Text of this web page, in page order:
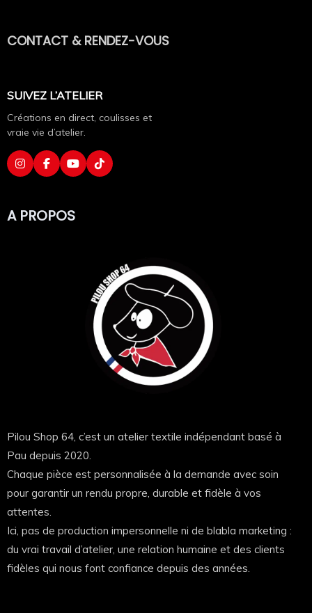
CONTACT & RENDEZ-VOUS
SUIVEZ L’ATELIER
Créations en direct, coulisses et
vraie vie d’atelier.
A PROPOS
Pilou Shop 64, c’est un atelier textile indépendant basé à
Pau depuis 2020.
Chaque pièce est personnalisée à la demande avec soin
pour garantir un rendu propre, durable et fidèle à vos
attentes.
Ici, pas de production impersonnelle ni de blabla marketing :
du vrai travail d’atelier, une relation humaine et des clients
fidèles qui nous font confiance depuis des années.